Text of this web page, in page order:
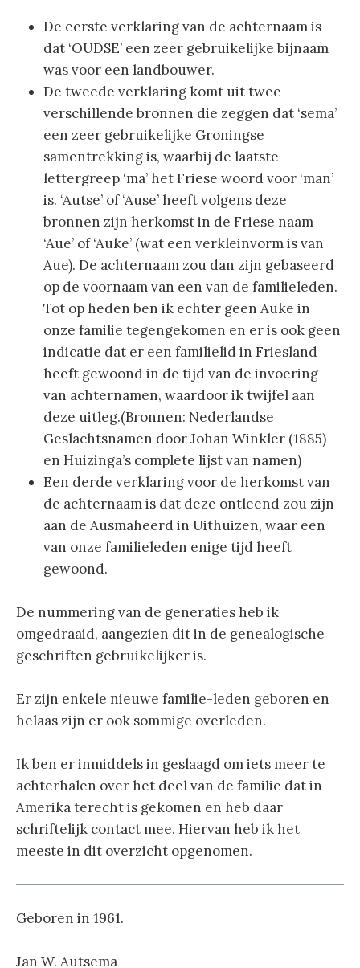
De eerste verklaring van de achternaam is
dat ‘OUDSE’ een zeer gebruikelijke bijnaam
was voor een landbouwer.
De tweede verklaring komt uit twee
verschillende bronnen die zeggen dat ‘sema’
een zeer gebruikelijke Groningse
samentrekking is, waarbij de laatste
lettergreep ‘ma’ het Friese woord voor ‘man’
is. ‘Autse’ of ‘Ause’ heeft volgens deze
bronnen zijn herkomst in de Friese naam
‘Aue’ of ‘Auke’ (wat een verkleinvorm is van
Aue). De achternaam zou dan zijn gebaseerd
op de voornaam van een van de familieleden.
Tot op heden ben ik echter geen Auke in
onze familie tegengekomen en er is ook geen
indicatie dat er een familielid in Friesland
heeft gewoond in de tijd van de invoering
van achternamen, waardoor ik twijfel aan
deze uitleg.(Bronnen: Nederlandse
Geslachtsnamen door Johan Winkler (1885)
en Huizinga’s complete lijst van namen)
Een derde verklaring voor de herkomst van
de achternaam is dat deze ontleend zou zijn
aan de Ausmaheerd in Uithuizen, waar een
van onze familieleden enige tijd heeft
gewoond.
De nummering van de generaties heb ik
omgedraaid, aangezien dit in de genealogische
geschriften gebruikelijker is.
Er zijn enkele nieuwe familie-leden geboren en
helaas zijn er ook sommige overleden.
Ik ben er inmiddels in geslaagd om iets meer te
achterhalen over het deel van de familie dat in
Amerika terecht is gekomen en heb daar
schriftelijk contact mee. Hiervan heb ik het
meeste in dit overzicht opgenomen.
Geboren in 1961.
Jan W. Autsema